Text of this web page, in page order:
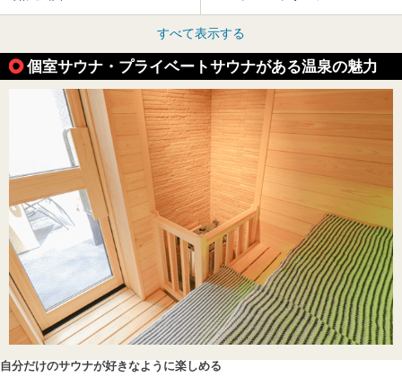
すべて表示する
個室サウナ・プライベートサウナがある温泉の魅力
自分だけのサウナが好きなように楽しめる